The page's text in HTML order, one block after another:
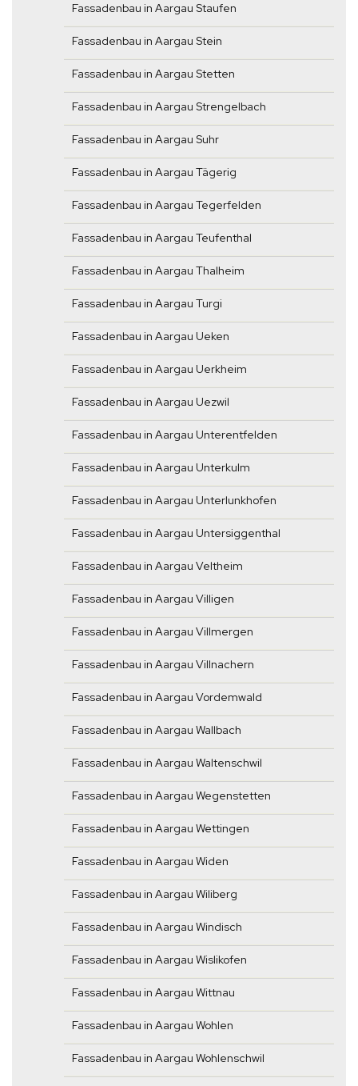
Fassadenbau in Aargau Staufen
Fassadenbau in Aargau Stein
Fassadenbau in Aargau Stetten
Fassadenbau in Aargau Strengelbach
Fassadenbau in Aargau Suhr
Fassadenbau in Aargau Tägerig
Fassadenbau in Aargau Tegerfelden
Fassadenbau in Aargau Teufenthal
Fassadenbau in Aargau Thalheim
Fassadenbau in Aargau Turgi
Fassadenbau in Aargau Ueken
Fassadenbau in Aargau Uerkheim
Fassadenbau in Aargau Uezwil
Fassadenbau in Aargau Unterentfelden
Fassadenbau in Aargau Unterkulm
Fassadenbau in Aargau Unterlunkhofen
Fassadenbau in Aargau Untersiggenthal
Fassadenbau in Aargau Veltheim
Fassadenbau in Aargau Villigen
Fassadenbau in Aargau Villmergen
Fassadenbau in Aargau Villnachern
Fassadenbau in Aargau Vordemwald
Fassadenbau in Aargau Wallbach
Fassadenbau in Aargau Waltenschwil
Fassadenbau in Aargau Wegenstetten
Fassadenbau in Aargau Wettingen
Fassadenbau in Aargau Widen
Fassadenbau in Aargau Wiliberg
Fassadenbau in Aargau Windisch
Fassadenbau in Aargau Wislikofen
Fassadenbau in Aargau Wittnau
Fassadenbau in Aargau Wohlen
Fassadenbau in Aargau Wohlenschwil